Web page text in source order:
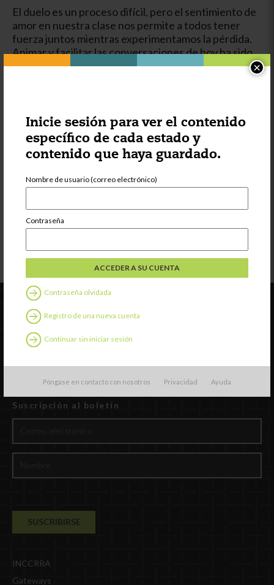
Inicie sesión para ver el contenido
específico de cada estado y
contenido que haya guardado.
Nombre de usuario (correo electrónico)
Contraseña
Contraseña olvidada
Registro de una nueva cuenta
Continuar sin iniciar sesión
Póngase en contacto con nosotros Privacidad Ayuda
×
El duelo es un proceso difícil, pero el sentimiento de
amor en nuestra clase nos permite a todos tener
fuerza juntos mientras experimentamos la pérdida.
Animar y facilitar las conversaciones de hoy ha sido
duro, pero llevaremos a la ranita en el corazón.
Suscripción al boletín
INCCRRA
Gateways